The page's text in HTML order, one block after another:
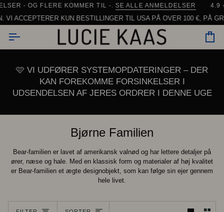
Gå
til
indhold
LEVERING FRA DANMARK| 90% AF ORDRERNE SENDES
- OG FLERE KOMMER TIL -. SE ALLE ANMELDELSER 4.9
KUN BESTILLINGER TIL USA PÅ OVER 100 €, PÅ
🩷 VI UDFØRER SYSTEMOPDATERINGER – DER
KAN FOREKOMME FORSINKELSER I
UDSENDELSEN AF JERES ORDRER I DENNE UGE
Bjørne Familien
Bear-familien er lavet af amerikansk valnød og har lettere detaljer på
ører, næse og hale. Med en klassisk form og materialer af høj kvalitet
er Bear-familien et ægte designobjekt, som kan følge sin ejer gennem
hele livet.